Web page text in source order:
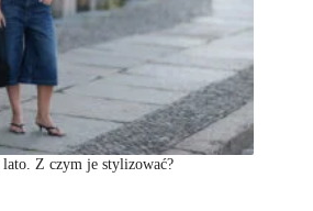
lato. Z czym je stylizować?